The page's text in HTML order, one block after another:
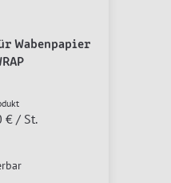
Wabenpapier
€/ St.